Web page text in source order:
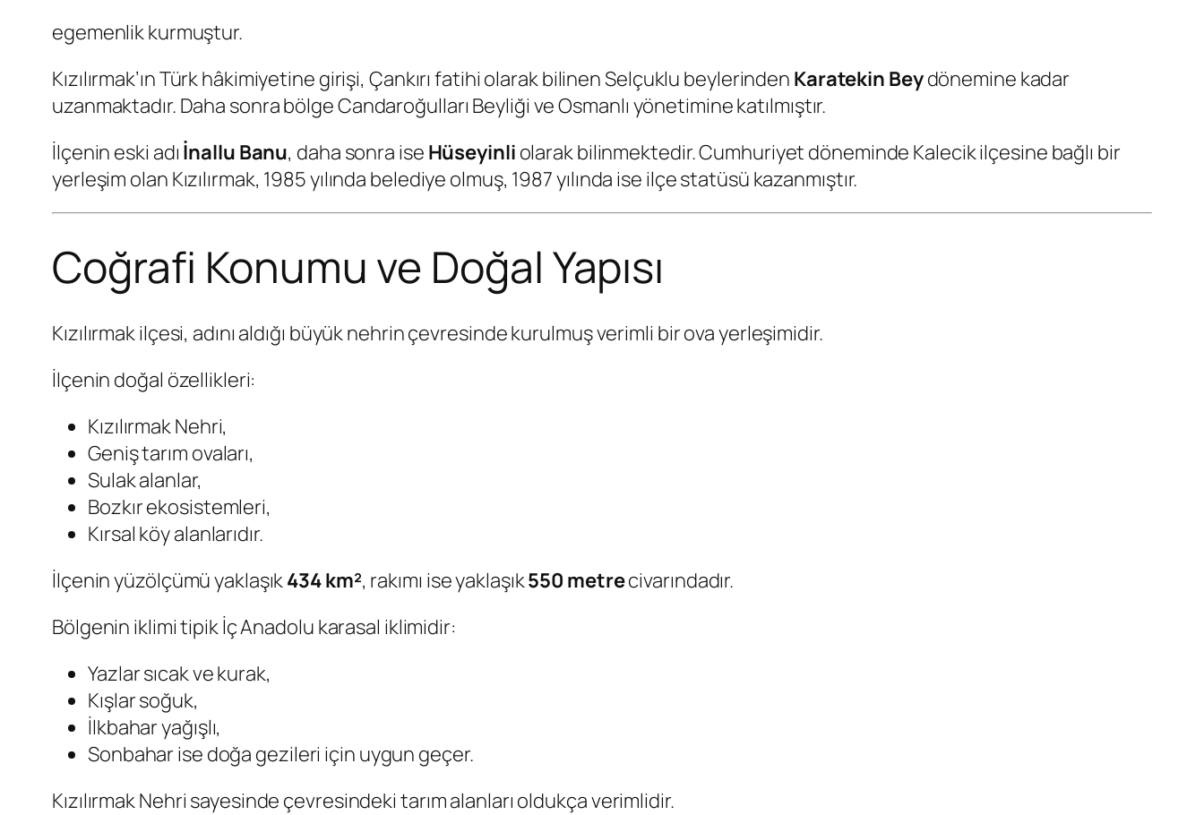
egemenlik kurmuştur.
Kızılırmak’ın Türk hâkimiyetine girişi, Çankırı fatihi olarak bilinen Selçuklu beylerinden Karatekin Beydönemine kadar
uzanmaktadır. Daha sonra bölge Candaroğulları Beyliği ve Osmanlı yönetimine katılmıştır.
İlçenin eski adı İnallu Banu, daha sonra ise Hüseyinli olarak bilinmektedir. Cumhuriyet döneminde Kalecik ilçesine bağlı bir
yerleşim olan Kızılırmak, 1985 yılında belediye olmuş, 1987 yılında ise ilçe statüsü kazanmıştır.
Coğrafi Konumu ve Doğal Yapısı
Kızılırmak ilçesi, adını aldığı büyük nehrin çevresinde kurulmuş verimli bir ova yerleşimidir.
İlçenin doğal özellikleri:
Kızılırmak Nehri,
Geniş tarım ovaları,
Sulak alanlar,
Bozkır ekosistemleri,
Kırsal köy alanlarıdır.
İlçenin yüzölçümü yaklaşık434 km², rakımı ise yaklaşık550 metrecivarındadır.
Bölgenin iklimi tipik İç Anadolu karasal iklimidir:
Yazlar sıcak ve kurak,
Kışlar soğuk,
İlkbahar yağışlı,
Sonbahar ise doğa gezileri için uygun geçer.
Kızılırmak Nehri sayesinde çevresindeki tarım alanları oldukça verimlidir.